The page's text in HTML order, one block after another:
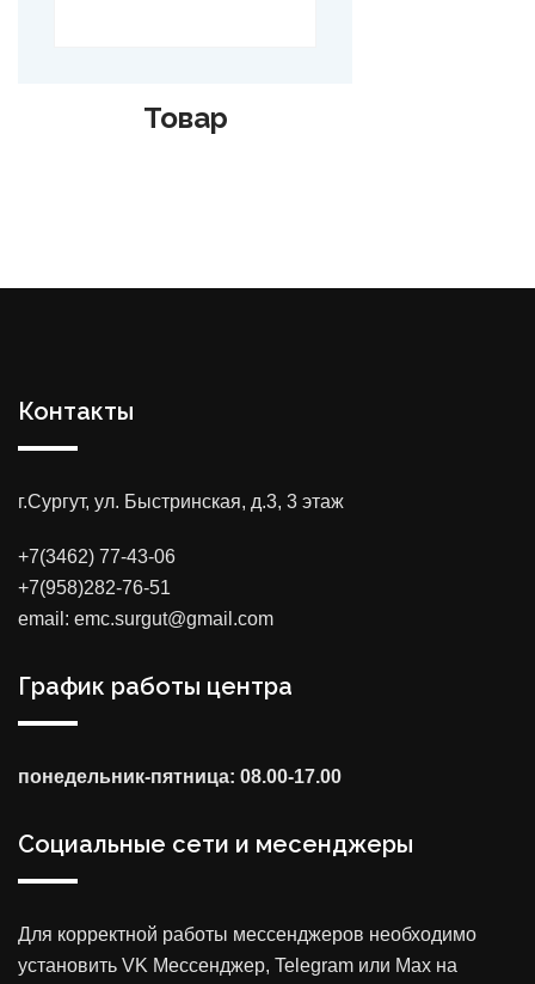
Контакты
г.Сургут, ул. Быстринская, д.3, 3 этаж
+7(3462) 77-43-06
+7(958)282-76-51
email: emc.surgut@gmail.com
График работы центра
понедельник-пятница: 08.00-17.00
Социальные сети и месенджеры
Для корректной работы мессенджеров необходимо
установить VK Мессенджер, Telegram или Max на